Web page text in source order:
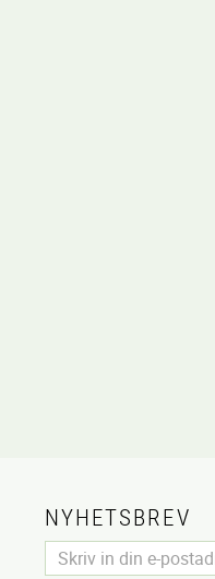
NYHETSBREV